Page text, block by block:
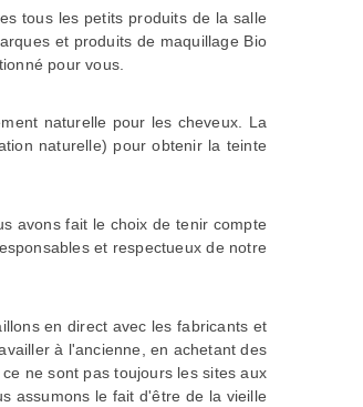
tous les petits produits de la salle
et produits de maquillage Bio
pour vous.
naturelle pour les cheveux. La
naturelle) pour obtenir la teinte
avons fait le choix de tenir compte
et respectueux de notre
en direct avec les fabricants et
à l'ancienne, en achetant des
ne sont pas toujours les sites aux
assumons le fait d'être de la vieille